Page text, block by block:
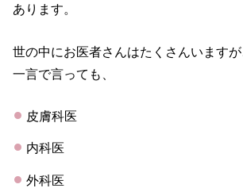
あります。
世の中にお医者さんはたくさんいます
一言で言っても、
皮膚科医
内科医
外科医